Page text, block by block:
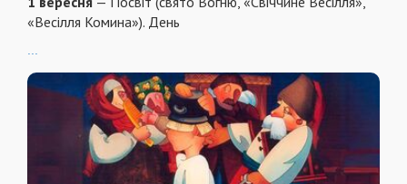
«Весілля Комина»). День